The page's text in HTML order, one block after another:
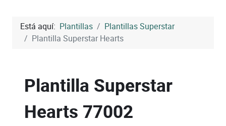
Está aquí: Plantillas
Plantillas Superstar
Plantilla Superstar Hearts
Plantilla Superstar
Hearts 77002